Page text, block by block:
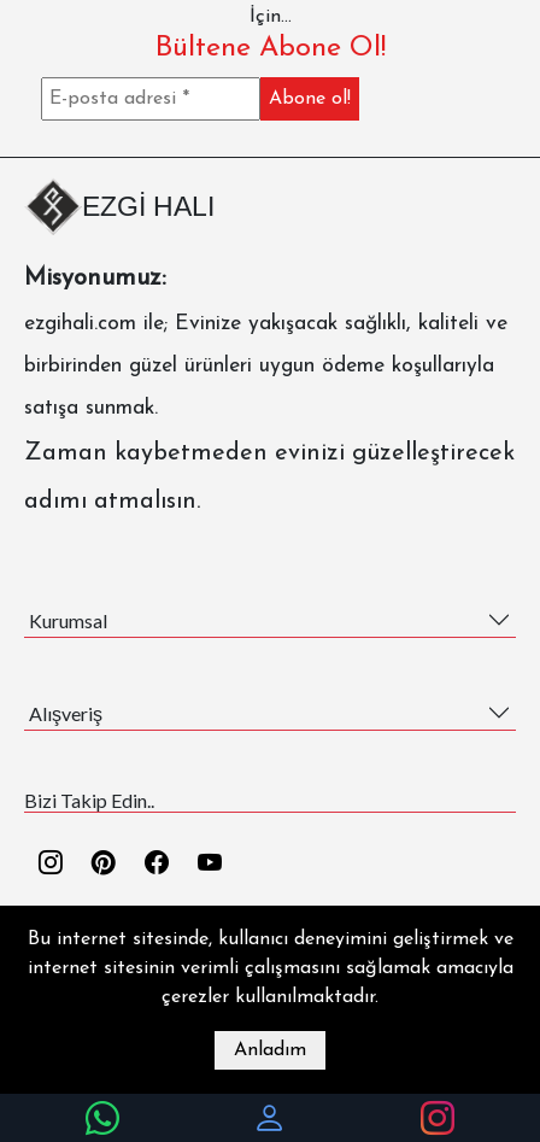
İçin...
Bültene Abone Ol!
EZGİ HALI
Misyonumuz:
ezgihali.com ile; Evinize yakışacak sağlıklı, kaliteli ve
birbirinden güzel ürünleri uygun ödeme koşullarıyla
satışa sunmak.
Zaman kaybetmeden evinizi güzelleştirecek
adımı atmalısın.
Kurumsal
Alışveriş
Bizi Takip Edin..
EZGİ HALI ® | Copyright © 2026 | Tüm hakları saklıdır.
MAĞAZA HESABIM
Bu internet sitesinde, kullanıcı deneyimini geliştirmek ve
internet sitesinin verimli çalışmasını sağlamak amacıyla
çerezler kullanılmaktadır.
Anladım